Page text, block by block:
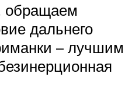
обращаем
дальнего
– лучшим